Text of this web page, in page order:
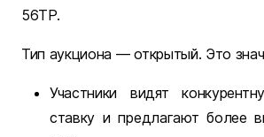
56TP.
Тип аукциона — открытый. Это
Участники видят
ставку и предлагают более